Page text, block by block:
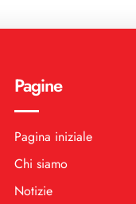
Pagine
Pagina iniziale
Chi siamo
Notizie